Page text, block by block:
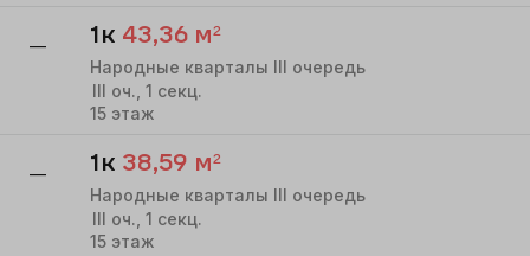
— 1к 43,36 м²
Народные кварталы III очередь
III оч., 1 секц.
15 этаж
— 1к 38,59 м²
Народные кварталы III очередь
III оч., 1 секц.
15 этаж